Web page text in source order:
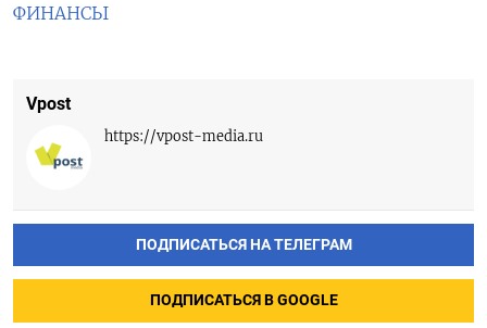
ФИНАНСЫ
Vpost
https://vpost-media.ru
ПОДПИСАТЬСЯ НА ТЕЛЕГРАМ
ПОДПИСАТЬСЯ В GOOGLE